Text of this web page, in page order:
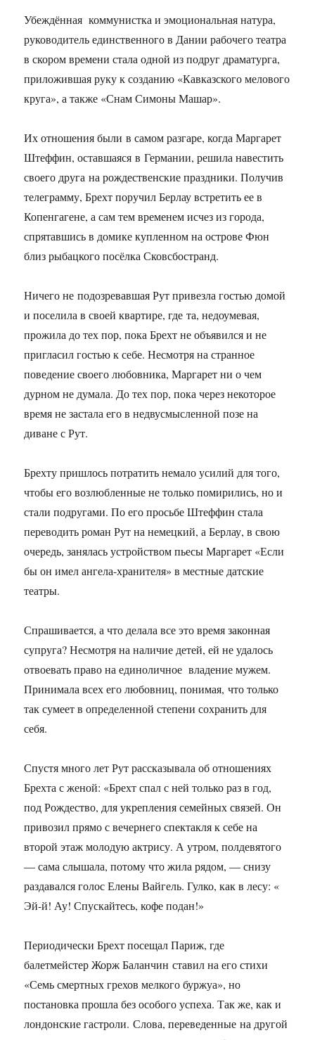
Убеждённая коммунистка и эмоциональная натура,
руководитель единственного в Дании рабочего театра
в скором времени стала одной из подруг драматурга,
приложившая руку к созданию «Кавказского мелового
круга», а также «Снам Симоны Машар».
Их отношения были в самом разгаре, когда Маргарет
Штеффин, оставшаяся в Германии, решила навестить
своего друга на рождественские праздники. Получив
телеграмму, Брехт поручил Берлау встретить ее в
Копенгагене, а сам тем временем исчез из города,
спрятавшись в домике купленном на острове Фюн
близ рыбацкого посёлка Сковсбостранд.
Ничего не подозревавшая Рут привезла гостью домой
и поселила в своей квартире, где та, недоумевая,
прожила до тех пор, пока Брехт не объявился и не
пригласил гостью к себе. Несмотря на странное
поведение своего любовника, Маргарет ни о чем
дурном не думала. До тех пор, пока через некоторое
время не застала его в недвусмысленной позе на
диване с Рут.
Брехту пришлось потратить немало усилий для того,
чтобы его возлюбленные не только помирились, но и
стали подругами. По его просьбе Штеффин стала
переводить роман Рут на немецкий, а Берлау, в свою
очередь, занялась устройством пьесы Маргарет «Если
бы он имел ангела-хранителя» в местные датские
театры.
Спрашивается, а что делала все это время законная
супруга? Несмотря на наличие детей, ей не удалось
отвоевать право на единоличное владение мужем.
Принимала всех его любовниц, понимая, что только
так сумеет в определенной степени сохранить для
себя.
Спустя много лет Рут рассказывала об отношениях
Брехта с женой: «Брехт спал с ней только раз в год,
под Рождество, для укрепления семейных связей. Он
привозил прямо с вечернего спектакля к себе на
второй этаж молодую актрису. А утром, полдевятого
— сама слышала, потому что жила рядом, — снизу
раздавался голос Елены Вайгель. Гулко, как в лесу: «
Эй-й! Ау! Спускайтесь, кофе подан!»
Периодически Брехт посещал Париж, где
балетмейстер Жорж Баланчин ставил на его стихи
«Семь смертных грехов мелкого буржуа», но
постановка прошла без особого успеха. Так же, как и
лондонские гастроли. Слова, переведенные на другой